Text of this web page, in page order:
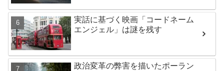
実話に基づく映画「コードネーム
エンジェル」は謎を残す
政治変革の弊害を描いたポーラン